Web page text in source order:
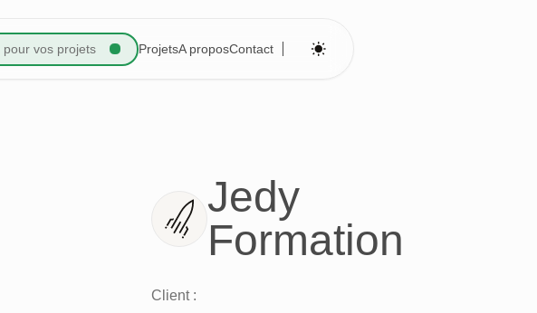
pour vos projets ProjetsA proposContact
Jedy
Formation
Client :